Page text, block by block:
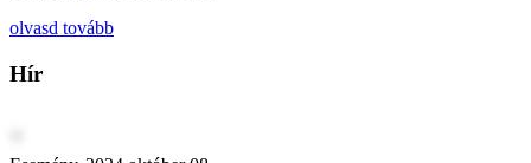
olvasd tovább
Hír